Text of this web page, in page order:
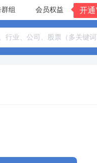
组 会员权益 开通